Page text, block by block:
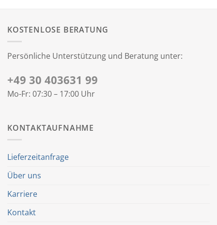
KOSTENLOSE BERATUNG
Persönliche Unterstützung und Beratung unter:
+49 30 403631 99
Mo-Fr: 07:30 – 17:00 Uhr
KONTAKTAUFNAHME
Lieferzeitanfrage
Über uns
Karriere
Kontakt